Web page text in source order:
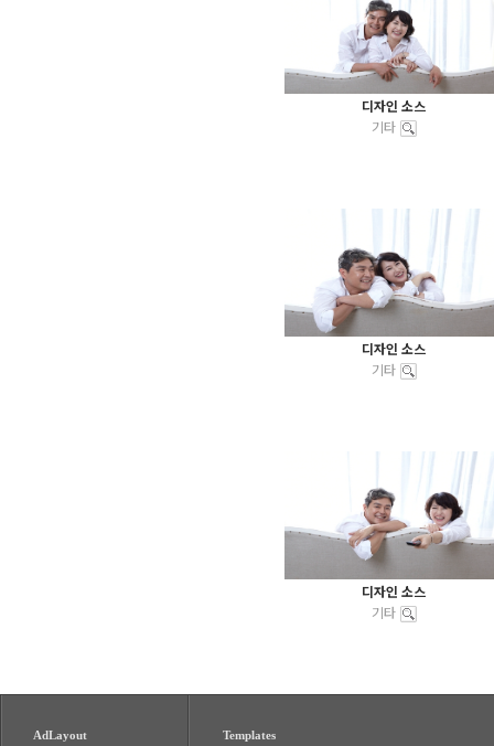
디자인 소스
기타
디자인 소스
기타
디자인 소스
기타
AdLayout Templates